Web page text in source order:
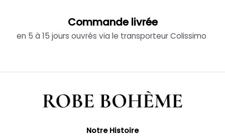
Commande livrée
en 5 à 15 jours ouvrés via le transporteur Colissimo
Notre Histoire